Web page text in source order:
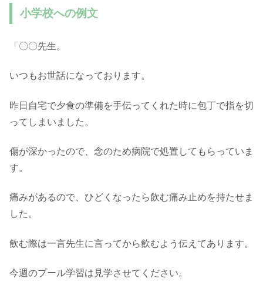
小学校への例文
「〇〇先生。
いつもお世話になっております。
昨日自宅で夕食の準備を手伝ってくれた時に包丁で指を切
ってしまいました。
傷が深かったので、念のため病院で処置してもらっていま
す。
痛みがあるので、ひどくなったら飲む痛み止めを持たせま
した。
飲む際は一言先生に言ってから飲むよう伝えてあります。
今週のプール学習は見学させてください。